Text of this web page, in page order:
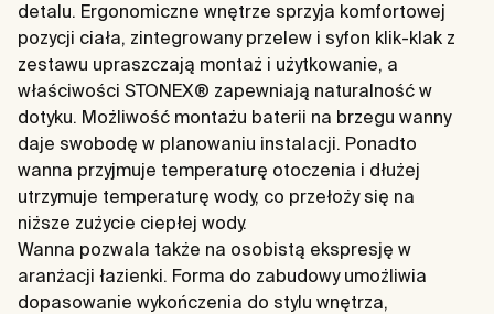
detalu. Ergonomiczne wnętrze sprzyja komfortowej
pozycji ciała, zintegrowany przelew i syfon klik-klak z
zestawu upraszczają montaż i użytkowanie, a
właściwości STONEX® zapewniają naturalność w
dotyku. Możliwość montażu baterii na brzegu wanny
daje swobodę w planowaniu instalacji. Ponadto
wanna przyjmuje temperaturę otoczenia i dłużej
utrzymuje temperaturę wody, co przełoży się na
niższe zużycie ciepłej wody.
Wanna pozwala także na osobistą ekspresję w
aranżacji łazienki. Forma do zabudowy umożliwia
dopasowanie wykończenia do stylu wnętrza,